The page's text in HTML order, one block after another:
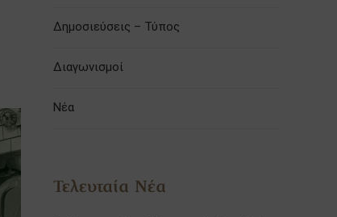
Δημοσιεύσεις – Τύπος
Διαγωνισμοί
Νέα
Τελευταία Νέα